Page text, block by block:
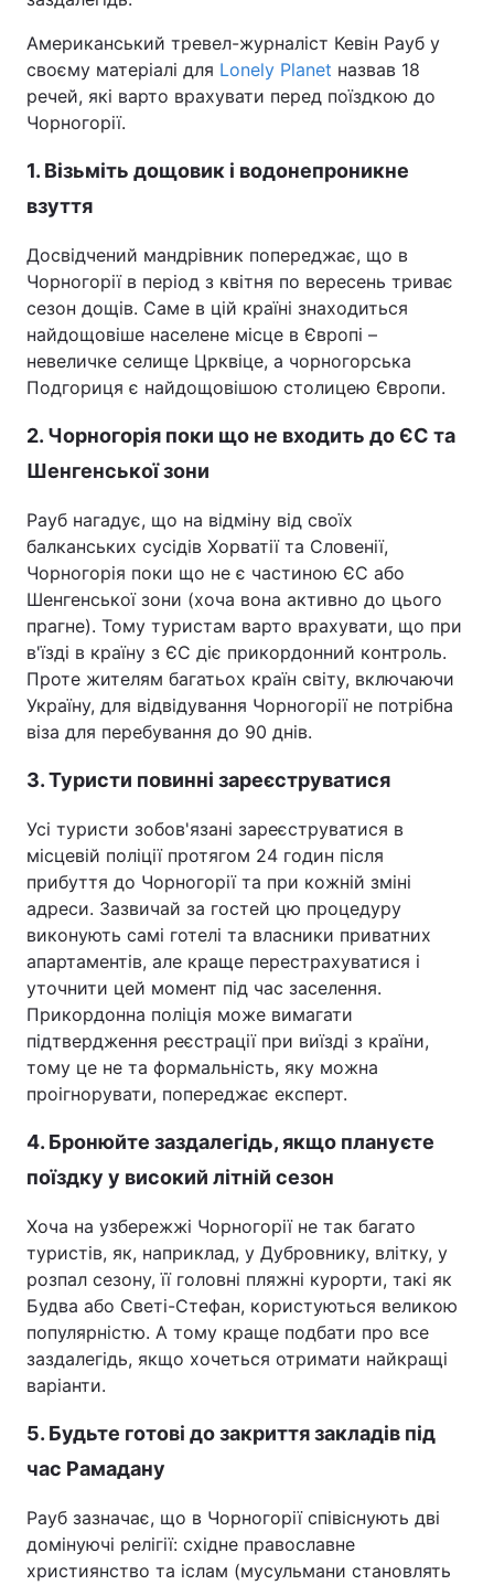
Американський тревел-журналіст Кевін Рауб у
своєму матеріалі для Lonely Planet назвав 18
речей, які варто врахувати перед поїздкою до
Чорногорії.
1. Візьміть дощовик і водонепроникне
взуття
Досвідчений мандрівник попереджає, що в
Чорногорії в період з квітня по вересень триває
сезон дощів. Саме в цій країні знаходиться
найдощовіше населене місце в Європі –
невеличке селище Црквіце, а чорногорська
Подгориця є найдощовішою столицею Європи.
2. Чорногорія поки що не входить до ЄС та
Шенгенської зони
Рауб нагадує, що на відміну від своїх
балканських сусідів Хорватії та Словенії,
Чорногорія поки що не є частиною ЄС або
Шенгенської зони (хоча вона активно до цього
прагне). Тому туристам варто врахувати, що при
в'їзді в країну з ЄС діє прикордонний контроль.
Проте жителям багатьох країн світу, включаючи
Україну, для відвідування Чорногорії не потрібна
віза для перебування до 90 днів.
3. Туристи повинні зареєструватися
Усі туристи зобов'язані зареєструватися в
місцевій поліції протягом 24 годин після
прибуття до Чорногорії та при кожній зміні
адреси. Зазвичай за гостей цю процедуру
виконують самі готелі та власники приватних
апартаментів, але краще перестрахуватися і
уточнити цей момент під час заселення.
Прикордонна поліція може вимагати
підтвердження реєстрації при виїзді з країни,
тому це не та формальність, яку можна
проігнорувати, попереджає експерт.
4. Бронюйте заздалегідь, якщо плануєте
поїздку у високий літній сезон
Хоча на узбережжі Чорногорії не так багато
туристів, як, наприклад, у Дубровнику, влітку, у
розпал сезону, її головні пляжні курорти, такі як
Будва або Светі-Стефан, користуються великою
популярністю. А тому краще подбати про все
заздалегідь, якщо хочеться отримати найкращі
варіанти.
5. Будьте готові до закриття закладів під
час Рамадану
Рауб зазначає, що в Чорногорії співіснують дві
домінуючі релігії: східне православне
християнство та іслам (мусульмани становлять